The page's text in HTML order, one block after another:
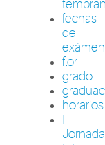
fechas
de
flor
grado
horarios
I